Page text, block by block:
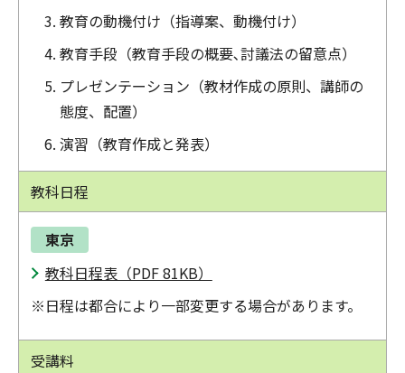
教育の動機付け（指導案、動機付け）
教育手段（教育手段の概要､討議法の留意点）
プレゼンテーション（教材作成の原則、講師の
態度、配置）
演習（教育作成と発表）
教科日程
東京
教科日程表（PDF 81KB）
※日程は都合により一部変更する場合があります。
受講料